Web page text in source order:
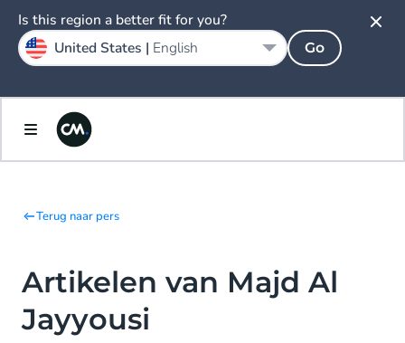
Terug naar pers
Artikelen van Majd Al
Jayyousi
Is this region a better fit for you?
United States | English Go